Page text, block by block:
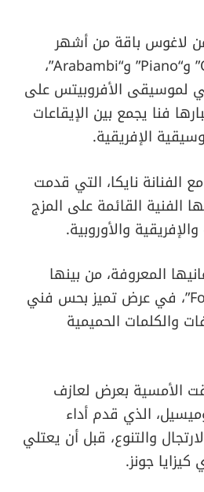
لاغوس باقة من أشهر
أغانيه، من بينها “OFA” و“Piano” و“Arabambi”،
لموسيقى الأفروبيتس على
فنا يجمع بين الإيقاعات
الإفريقية.
الفنانة نايكا، التي قدمت
الفنية القائمة على المزج
والإفريقية والأوروبية.
المعروفة، من بينها
“Bloom” و“For Gerard”، في عرض تميز بحس فني
والكلمات الحميمية
21، انطلقت الأمسية بعرض لعازف
الذي قدم أداء
والتنوع، قبل أن يعتلي
كيزايا جونز.